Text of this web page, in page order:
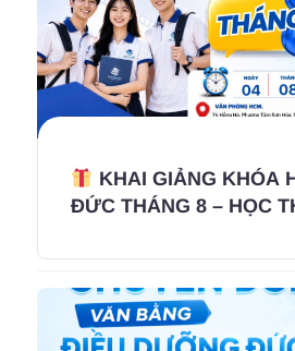
KHAI GIẢNG KHÓA
ĐỨC THÁNG 8 – HỌC
GIỮ HỒ SƠ GỐC